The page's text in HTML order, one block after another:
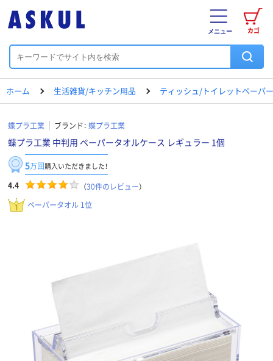
カゴ
メニュー
ホーム 生活雑貨/キッチン用品 ティッシュ/トイレットペーパ
蝶プラ工業 ブランド： 蝶プラ工業
蝶プラ工業 中判用 ペーパータオルケース レギュラー 1個
5万回購入いただきました！
4.4 （30件のレビュー）
ペーパータオル 1位